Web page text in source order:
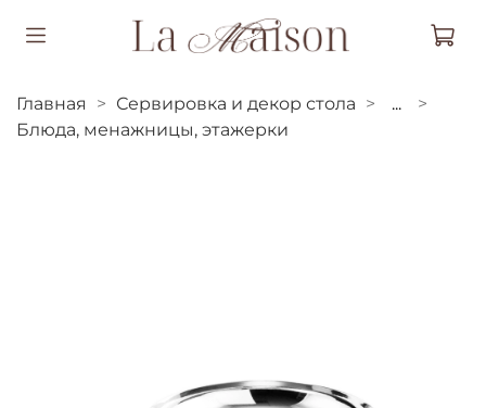
Главная Сервировка и декор стола
...
Блюда, менажницы, этажерки